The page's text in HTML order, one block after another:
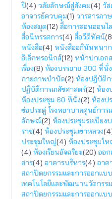
ปี(4) วลัยลักษณ์สู่สังคม(4) วั
อาจารย์ควบคุม(1) วารสารภา
ห้องสมุด(12) สื่อการสอนออนไ
สื่อนิทรรศการ(4) สื่อวีดิทัศน์
หนังสือ(4) หนังสืออภินันทนา
อิเล็กทรอนิกส์(12) หน้าปกเอก
เรื่อง(8) ห้องบรรยาย 300 ที่นั่ง
กายภาพบำบัด(2) ห้องปฏิบัติก
ปฏิบัติการเภสัชศาสตร์(2) ห้อง
ห้องประชุม 60 ที่นั่ง(2) ห้องป
ช่อประดู่ โรงพยาบาลศูนย์กา
ลักษณ์(2) ห้องประชุมระเบียง
ราช(4) ห้องประชุมเขาหลวง
ประชุมใหญ่(4) ห้องประชุมใ
(4) ห้องเรียนอัจฉริยะ(20) ออก
สาร(4) อาคารบริหาร(4) อาค
สถาปัตยกรรมเเละการออกแบบ
เทคโนโลยีและพัฒนานวัตกรรม
สถาปัตยกรรมและการออกแบบ